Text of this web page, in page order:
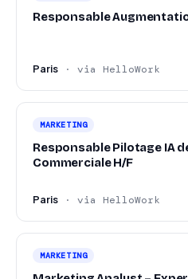
Responsable
Paris · via HelloWork
MARKETING
Responsable Pilotage IA
Commerciale H/F
Paris · via HelloWork
MARKETING